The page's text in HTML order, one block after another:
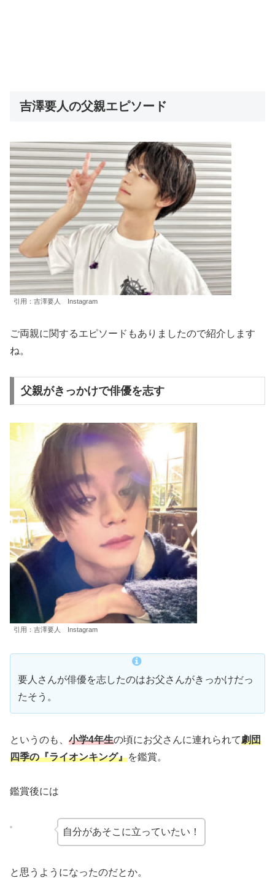
吉澤要人の父親エピソード
引用：吉澤要人 Instagram
ご両親に関するエピソードもありましたので紹介します
ね。
父親がきっかけで俳優を志す
引用：吉澤要人 Instagram
要人さんが俳優を志したのはお父さんがきっかけだっ
たそう。
というのも、 小学4年生の頃にお父さんに連れられて劇団
四季の『ライオンキング』を鑑賞。
鑑賞後には
自分があそこに立っていたい！
と思うようになったのだとか。